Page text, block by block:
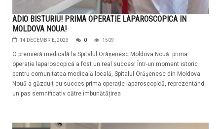
ADIO BISTURIU! PRIMA OPERATIE LAPAROSCOPICA IN
MOLDOVA NOUA!
14 DECEMBRIE, 2023 0 1509
O premieră medicală la Spitalul Orășenesc Moldova Nouă: prima
operație laparoscopică a fost un real succes! Într-un moment istoric
pentru comunitatea medicală locală, Spitalul Orășenesc din Moldova
Nouă a găzduit cu succes prima operație laparoscopică, reprezentând
un pas semnificativ către îmbunătățirea